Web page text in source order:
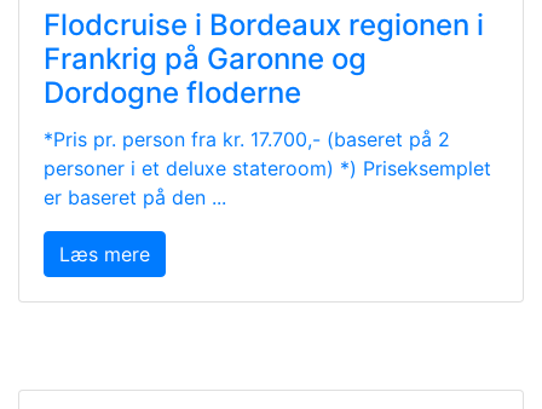
Flodcruise i Bordeaux regionen i
Frankrig på Garonne og
Dordogne floderne
*Pris pr. person fra kr. 17.700,- (baseret på 2
personer i et deluxe stateroom) *) Priseksemplet
er baseret på den ...
Læs mere